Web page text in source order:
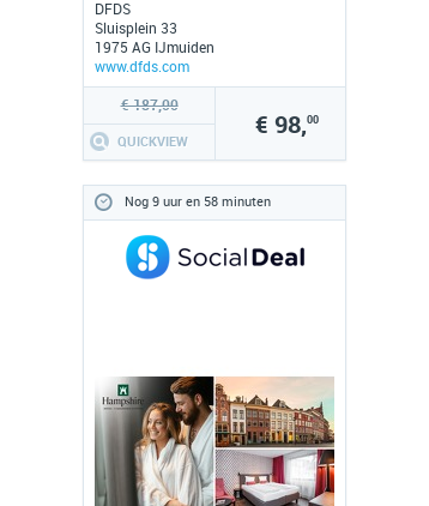
DFDS
Sluisplein 33
1975 AG IJmuiden
www.dfds.com
€ 187,00
QUICKVIEW
€ 98,00
Nog 9 uur en 58 minuten